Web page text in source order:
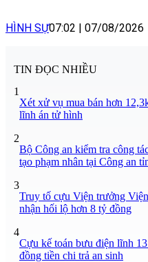
HÌNH SỰ07:02 | 07/08/2026
TIN ĐỌC NHIỀU
1
Xét xử vụ mua bán hơn
lĩnh án tử hình
2
Bộ Công an kiểm tra công
tạo phạm nhân tại Công an
3
Truy tố cựu Viện trưởng
nhận hối lộ hơn 8 tỷ đồng
4
Cựu kế toán bưu điện lĩnh
đồng tiền chi trả an sinh